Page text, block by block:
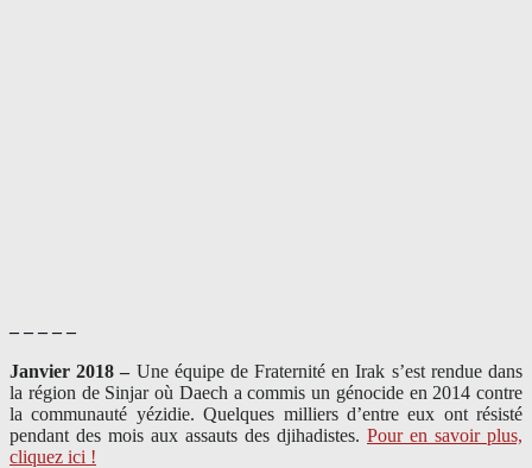
– – – – –
Janvier 2018 – Une équipe de Fraternité en Irak s’est rendue dans
la région de Sinjar où Daech a commis un génocide en 2014 contre
la communauté yézidie. Quelques milliers d’entre eux ont résisté
pendant des mois aux assauts des djihadistes. Pour en savoir plus,
cliquez ici !